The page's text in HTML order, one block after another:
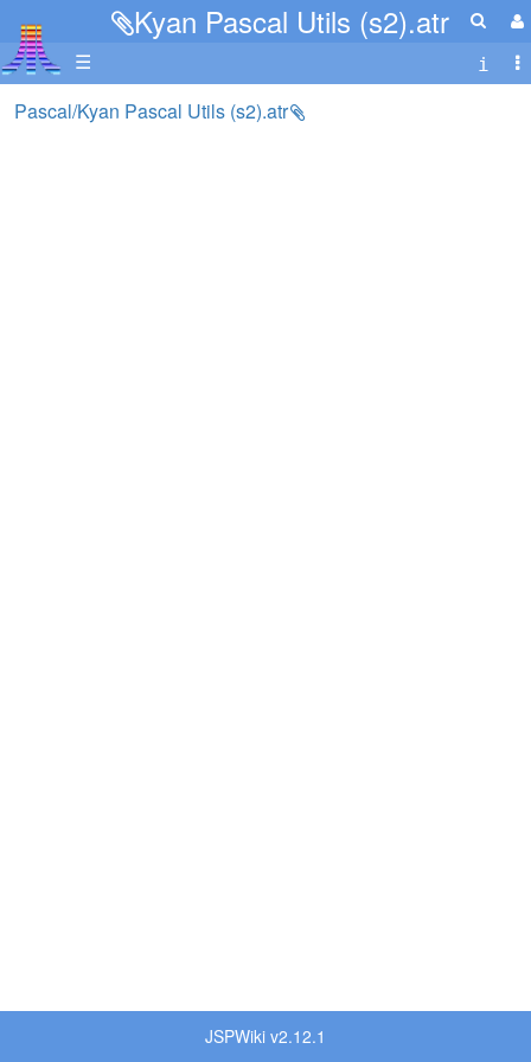
Kyan Pascal Utils (s2).atr
☰
Pascal/Kyan Pascal Utils (s2).atr
JSPWiki v2.12.1